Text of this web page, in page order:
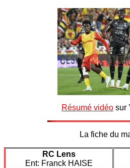
Résumé vidéo sur
La fiche du
RC Lens
Ent: Franck HAISE